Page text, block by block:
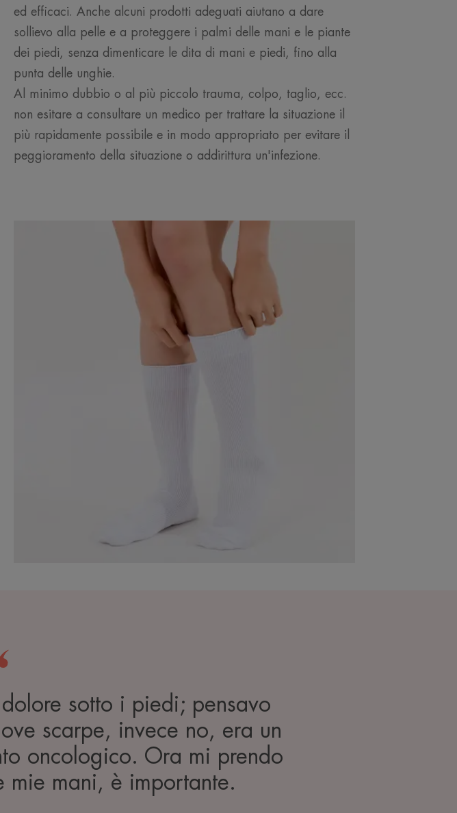
ed efficaci. Anche alcuni prodotti adeguati aiutano a dare
sollievo alla pelle e a proteggere i palmi delle mani e le piante
dei piedi, senza dimenticare le dita di mani e piedi, fino alla
punta delle unghie.
Al minimo dubbio o al più piccolo trauma, colpo, taglio, ecc.
non esitare a consultare un medico per trattare la situazione il
più rapidamente possibile e in modo appropriato per evitare il
peggioramento della situazione o addirittura un'infezione.
sotto i piedi; pensavo
scarpe, invece no, era un
oncologico. Ora mi prendo
mani, è importante.